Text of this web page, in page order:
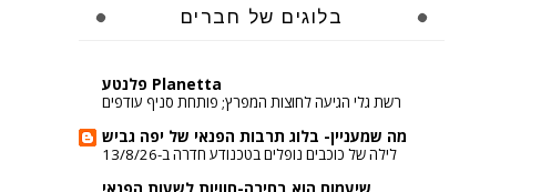
בלוגים של חברים
Planetta פלנטע
רשת גלי הגיעה לחוצות המפרץ; פותחת סניף עודפים
מה שמעניין- בלוג תרבות הפנאי של יפה גביש
לילה של כוכבים נופלים בטכנודע חדרה ב-13/8/26
שיעמום הוא בחירה-חוויות לשעות הפנאי